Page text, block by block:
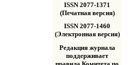
ISSN 2077-1371
(Печатная версия)
ISSN 2077-1460
(Электронная версия)
Редакция журнала
поддерживает